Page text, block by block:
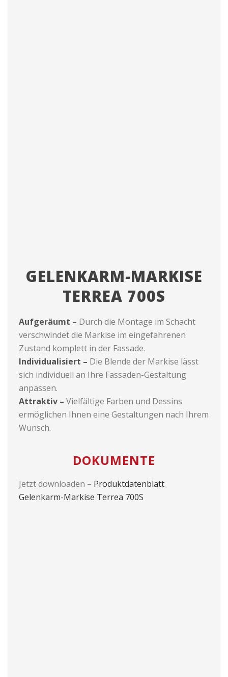
GELENKARM-MARKISE
TERREA 700S
Aufgeräumt – Durch die Montage im Schacht
verschwindet die Markise im eingefahrenen
Zustand komplett in der Fassade.
Individualisiert – Die Blende der Markise lässt
sich individuell an Ihre Fassaden-Gestaltung
anpassen.
Attraktiv –Vielfältige Farben und Dessins
ermöglichen Ihnen eine Gestaltungen nach Ihrem
Wunsch.
DOKUMENTE
Jetzt downloaden – Produktdatenblatt
Gelenkarm-Markise Terrea 700S